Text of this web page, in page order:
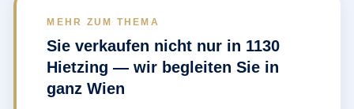
MEHR ZUM THEMA
Sie verkaufen nicht nur in 1130
Hietzing — wir begleiten Sie in
ganz Wien